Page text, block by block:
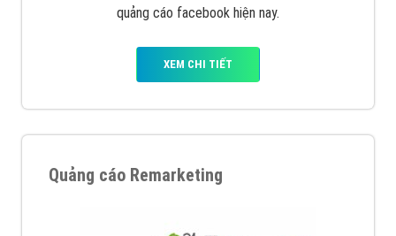
quảng cáo facebook hiện nay.
XEM CHI TIẾT
Quảng cáo Remarketing